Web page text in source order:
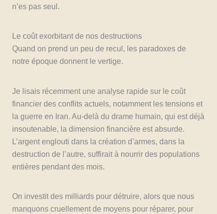
n’es pas seul.
Le coût exorbitant de nos destructions
Quand on prend un peu de recul, les paradoxes de
notre époque donnent le vertige.
Je lisais récemment une analyse rapide sur le coût
financier des conflits actuels, notamment les tensions et
la guerre en Iran. Au-delà du drame humain, qui est déjà
insoutenable, la dimension financière est absurde.
L’argent englouti dans la création d’armes, dans la
destruction de l’autre, suffirait à nourrir des populations
entières pendant des mois.
On investit des milliards pour détruire, alors que nous
manquons cruellement de moyens pour réparer, pour